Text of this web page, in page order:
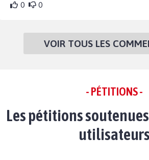
0 0
VOIR TOUS LES
- PÉTITIONS -
Les pétitions
utilisateurs